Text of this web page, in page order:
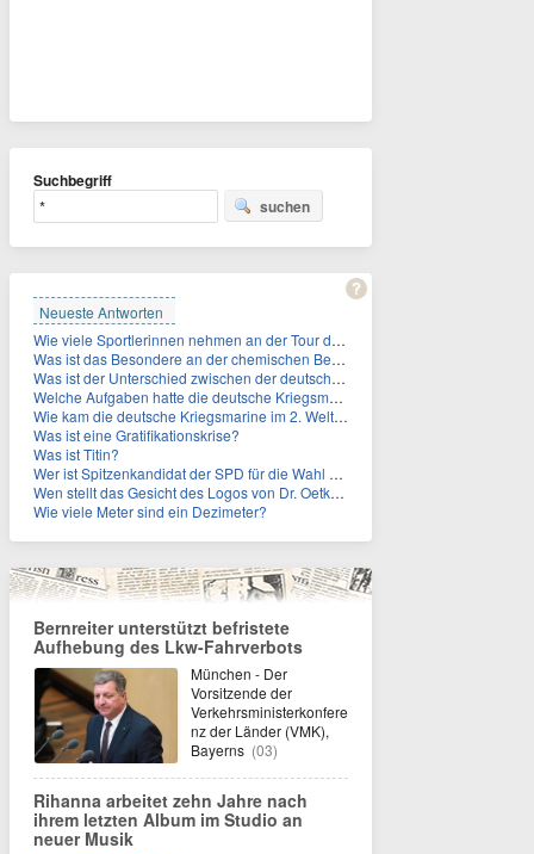
Suchbegriff
suchen
Neueste Antworten
Wie viele Sportlerinnen nehmen an der Tour de Femmes teil?
Was ist das Besondere an der chemischen Bezeichnung für Titin?
Was ist der Unterschied zwischen der deutschen Kriegsmarine im 2. Weltkrieg und der Naziflotte?
Welche Aufgaben hatte die deutsche Kriegsmarine im 2. Weltkrieg im Schwarzen Meer?
Wie kam die deutsche Kriegsmarine im 2. Weltkrieg ins Schwarze Meer?
Was ist eine Gratifikationskrise?
Was ist Titin?
Wer ist Spitzenkandidat der SPD für die Wahl zum Berliner Abgeordnetenhaus im September 2026?
Wen stellt das Gesicht des Logos von Dr. Oetker dar?
Wie viele Meter sind ein Dezimeter?
Bernreiter unterstützt befristete
Aufhebung des Lkw-Fahrverbots
München - Der
Vorsitzende der
Verkehrsministerkonfere
nz der Länder (VMK),
Bayerns (03)
Rihanna arbeitet zehn Jahre nach
ihrem letzten Album im Studio an
neuer Musik